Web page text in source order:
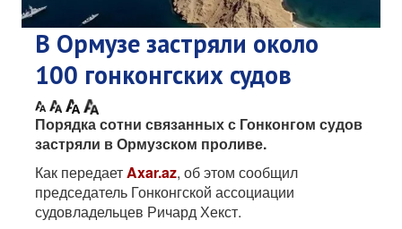
В Ормузе застряли около
100 гонконгских судов
Порядка сотни связанных с Гонконгом судов
застряли в Ормузском проливе.
Как передаетAxar.az, об этом сообщил
председатель Гонконгской ассоциации
судовладельцев Ричард Хекст.